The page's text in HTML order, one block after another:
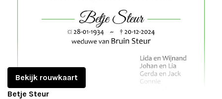
Bekijk rouwkaart
Betje Steur